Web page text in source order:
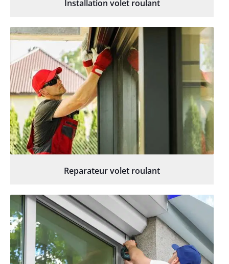
Installation volet roulant
Reparateur volet roulant